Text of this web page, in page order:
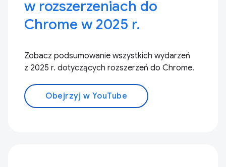
w rozszerzeniach do
Chrome w 2025 r.
Zobacz podsumowanie wszystkich wydarzeń
z 2025 r. dotyczących rozszerzeń do Chrome.
Obejrzyj w YouTube